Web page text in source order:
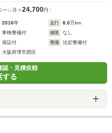
ーン 月々24,700円
2016年 走行 8.0万km
車検整備付 修復
なし
保証付 整備
法定整備付
大阪府堺市西区
認・見積依頼
する